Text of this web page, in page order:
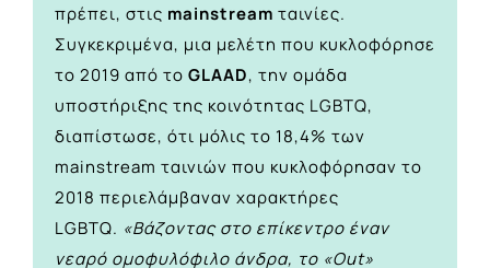
πρέπει, στις mainstream ταινίες.
Συγκεκριμένα, μια μελέτη που κυκλοφόρησε
το 2019 από το GLAAD, την ομάδα
υποστήριξης της κοινότητας LGBTQ,
διαπίστωσε, ότι μόλις το 18,4% των
mainstream ταινιών που κυκλοφόρησαν το
2018 περιελάμβαναν χαρακτήρες
LGBTQ. «Βάζοντας στο επίκεντρο έναν
νεαρό ομοφυλόφιλο άνδρα, το «Out»